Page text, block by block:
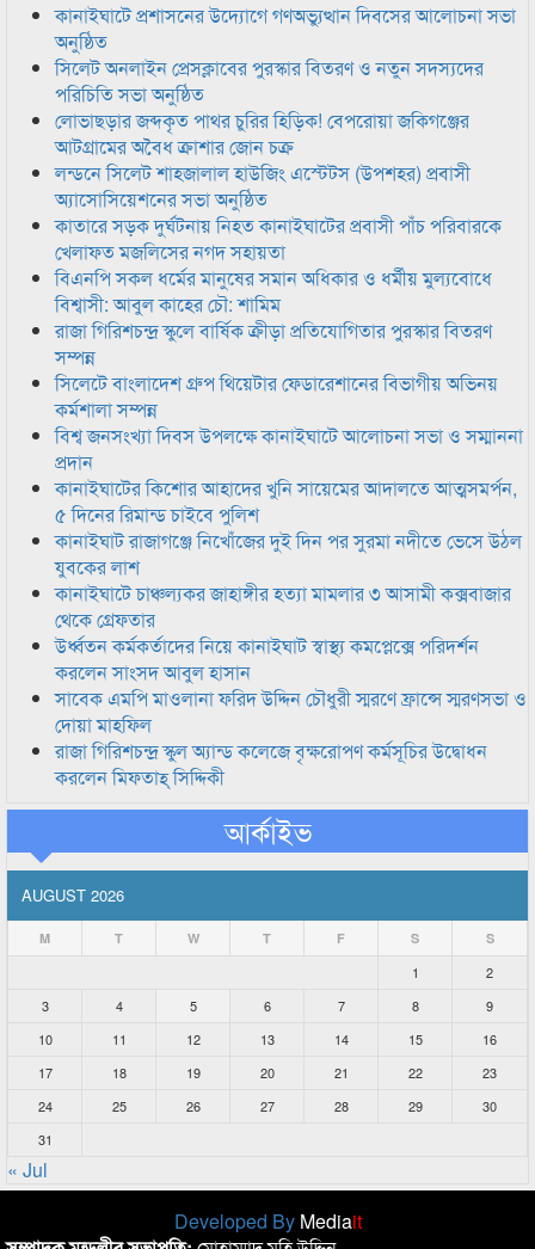
কানাইঘাটে প্রশাসনের উদ্যোগে গণঅভ্যুত্থান দিবসের আলোচনা সভা
অনুষ্ঠিত
সিলেট অনলাইন প্রেসক্লাবের পুরস্কার বিতরণ ও নতুন সদস্যদের
পরিচিতি সভা অনুষ্ঠিত
লোভাছড়ার জব্দকৃত পাথর চুরির হিড়িক! বেপরোয়া জকিগঞ্জের
আটগ্রামের অবৈধ ক্রাশার জোন চক্র
লন্ডনে সিলেট শাহজালাল হাউজিং এস্টেটস (উপশহর) প্রবাসী
অ্যাসোসিয়েশনের সভা অনুষ্ঠিত
কাতারে সড়ক দুর্ঘটনায় নিহত কানাইঘাটের প্রবাসী পাঁচ পরিবারকে
খেলাফত মজলিসের নগদ সহায়তা
বিএনপি সকল ধর্মের মানুষের সমান অধিকার ও ধর্মীয় মুল্যবোধে
বিশ্বাসী: আবুল কাহের চৌ: শামিম
রাজা গিরিশচন্দ্র স্কুলে বার্ষিক ক্রীড়া প্রতিযোগিতার পুরস্কার বিতরণ
সম্পন্ন
সিলেটে বাংলাদেশ গ্রুপ থিয়েটার ফেডারেশানের বিভাগীয় অভিনয়
কর্মশালা সম্পন্ন
বিশ্ব জনসংখ্যা দিবস উপলক্ষে কানাইঘাটে আলোচনা সভা ও সম্মাননা
প্রদান
কানাইঘাটের কিশোর আহাদের খুনি সায়েমের আদালতে আত্মসমর্পন,
৫ দিনের রিমান্ড চাইবে পুলিশ
কানাইঘাট রাজাগঞ্জে নিখোঁজের দুই দিন পর সুরমা নদীতে ভেসে উঠল
যুবকের লাশ
কানাইঘাটে চাঞ্চল্যকর জাহাঙ্গীর হত্যা মামলার ৩ আসামী কক্সবাজার
থেকে গ্রেফতার
উর্ধ্বতন কর্মকর্তাদের নিয়ে কানাইঘাট স্বাস্থ্য কমপ্লেক্সে পরিদর্শন
করলেন সাংসদ আবুল হাসান
সাবেক এমপি মাওলানা ফরিদ উদ্দিন চৌধুরী স্মরণে ফ্রান্সে স্মরণসভা ও
দোয়া মাহফিল
রাজা গিরিশচন্দ্র স্কুল অ্যান্ড কলেজে বৃক্ষরোপণ কর্মসূচির উদ্বোধন
করলেন মিফতাহ্ সিদ্দিকী
আর্কাইভ
AUGUST 2026
M T W T F S S
1
2
3
4 5 6 7 8
9
10
11 12 13 14 15
16
17
18 19 20 21 22
23
24
25 26 27 28 29
30
31
« Jul
Developed By Mediait